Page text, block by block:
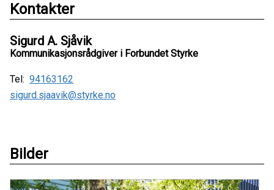
Kontakter
Sigurd A. Sjåvik
Kommunikasjonsrådgiver i Forbundet Styrke
Tel: 94163162
sigurd.sjaavik@styrke.no
Bilder